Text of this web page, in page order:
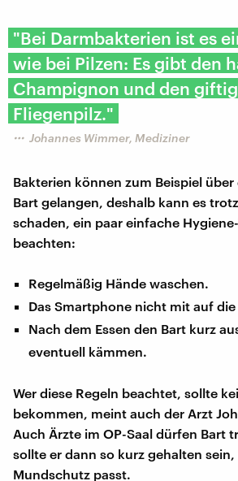
"Bei Darmbakterien ist es
wie bei Pilzen: Es gibt den
Champignon und den
Fliegenpilz."
Johannes Wimmer, Mediziner
Bakterien können zum Beispiel über
Bart gelangen, deshalb kann es
schaden, ein paar einfache
beachten:
Regelmäßig Hände waschen.
Das Smartphone nicht mit auf
Nach dem Essen den Bart kurz
eventuell kämmen.
Wer diese Regeln beachtet, sollte
bekommen, meint auch der Arzt
Auch Ärzte im OP-Saal dürfen Bart
sollte er dann so kurz gehalten
Mundschutz passt.